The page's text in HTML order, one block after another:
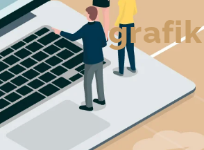
grafik